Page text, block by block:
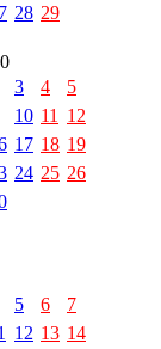
28 29
3 4
5
10 11
12
17 18 19
24 25 26
5 6
7
12 13 14